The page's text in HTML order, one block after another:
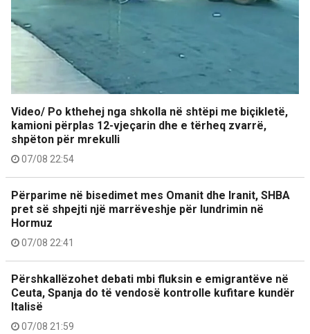
Video/ Po kthehej nga shkolla në shtëpi me biçikletë,
kamioni përplas 12-vjeçarin dhe e tërheq zvarrë,
shpëton për mrekulli
07/08 22:54
Përparime në bisedimet mes Omanit dhe Iranit, SHBA
pret së shpejti një marrëveshje për lundrimin në
Hormuz
07/08 22:41
Përshkallëzohet debati mbi fluksin e emigrantëve në
Ceuta, Spanja do të vendosë kontrolle kufitare kundër
Italisë
07/08 21:59